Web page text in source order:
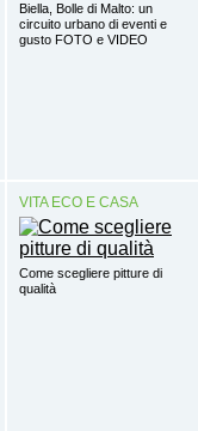
Biella, Bolle di Malto: un
circuito urbano di eventi e
gusto FOTO e VIDEO
VITA ECO E CASA
Come scegliere pitture di
qualità